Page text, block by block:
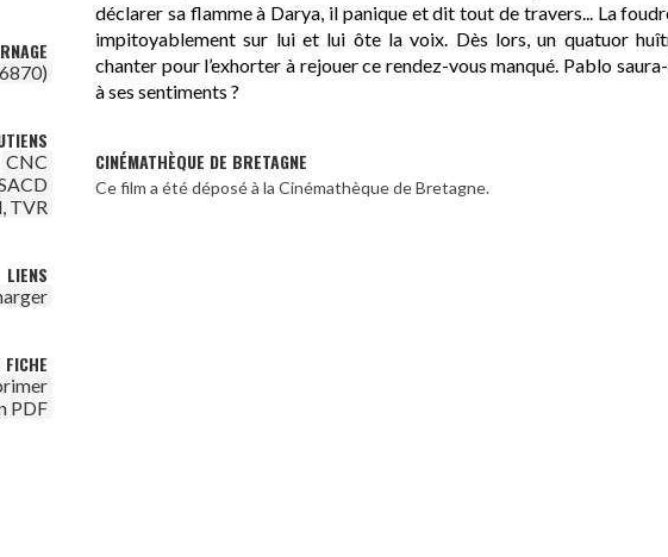
CNC
TVR
LIENS
PDF
déclarer sa flamme à Darya, il panique et dit tout de travers... La
impitoyablement sur lui et lui ôte la voix. Dès lors, un quatuor
chanter pour l’exhorter à rejouer ce rendez-vous manqué. Pablo
à ses sentiments ?
CINÉMATHÈQUE DE BRETAGNE
Ce film a été déposé à la Cinémathèque de Bretagne.